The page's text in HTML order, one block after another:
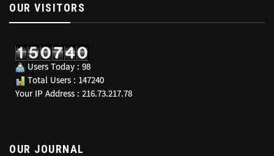
OUR VISITORS
Users Today : 98
Total Users : 147240
Your IP Address : 216.73.217.78
OUR JOURNAL